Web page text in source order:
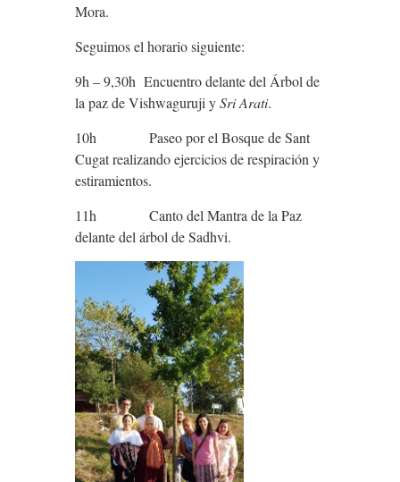
Mora.
Seguimos el horario siguiente:
9h – 9,30h Encuentro delante del Árbol de
la paz de Vishwaguruji ySri Arati.
10h Paseo por el Bosque de Sant
Cugat realizando ejercicios de respiración y
estiramientos.
11h Canto del Mantra de la Paz
delante del árbol de Sadhvi.